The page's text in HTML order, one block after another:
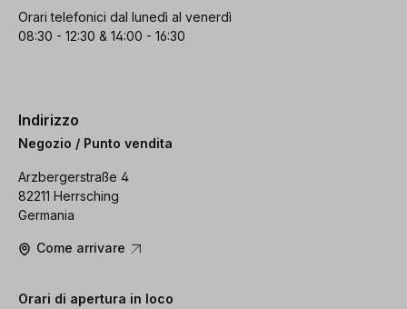
Orari telefonici dal lunedì al venerdì
08:30 - 12:30 & 14:00 - 16:30
Indirizzo
Negozio / Punto vendita
Arzbergerstraße 4
82211 Herrsching
Germania
Come arrivare
Orari di apertura in loco